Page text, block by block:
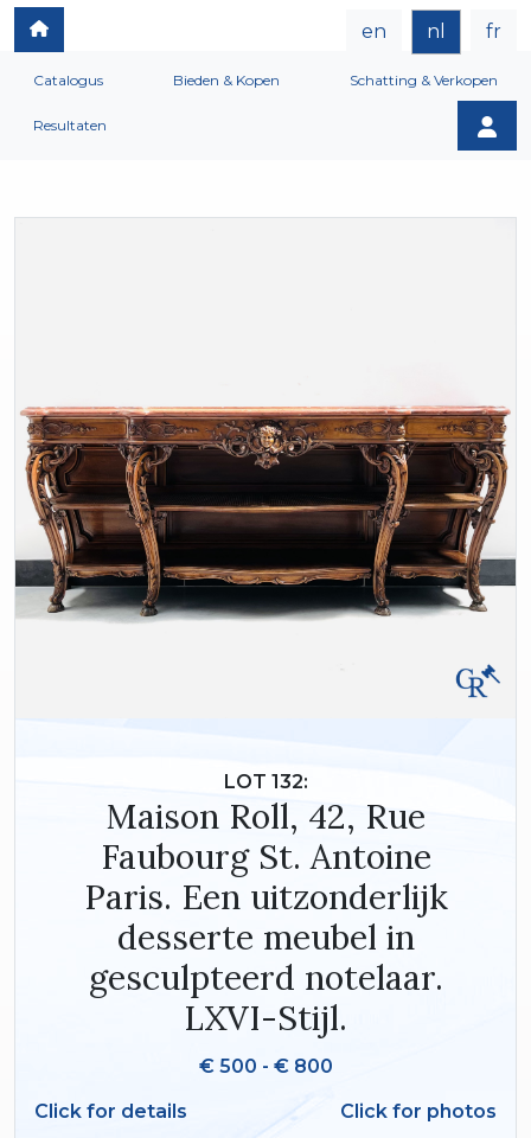
en nl fr
Catalogus Bieden & Kopen Schatting & Verkopen
Resultaten
LOT 132:
Maison Roll, 42, Rue
Faubourg St. Antoine
Paris. Een uitzonderlijk
desserte meubel in
gesculpteerd notelaar.
LXVI-Stijl.
€ 500 - € 800
Click for details
Click for photos